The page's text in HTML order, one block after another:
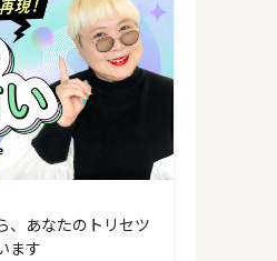
、あなたのトリセツ
ます